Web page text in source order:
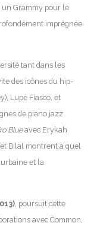
un Grammy pour le
imprégnée
tant dans les
des icônes du hip-
Lupe Fiasco, et
de piano jazz
Blueavec Erykah
Bilal montrent à quel
et la
, poursuit cette
avec Common,